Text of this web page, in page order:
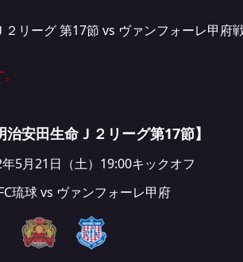
リーグ 第17節 vs ヴァンフォーレ甲府
治安田生命Ｊ２リーグ第17節】
5月21日（土）19:00キックオフ
琉球 vs ヴァンフォーレ甲府